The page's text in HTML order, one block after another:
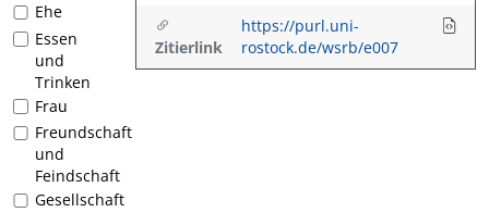
Ehe
Essen
und
Trinken
Frau
Freundschaft
und
Feindschaft
Gesellschaft
Zitierlink
https://purl.uni-
rostock.de/wsrb/e007